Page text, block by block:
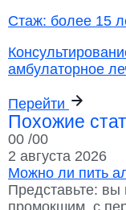
Стаж: более 15
амбулаторное
Перейти
Похожие
00 /00
2 августа 2026
Можно ли пить
Представьте:
промокшим, с